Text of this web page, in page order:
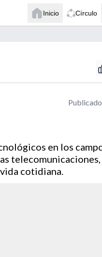
Inicio Círculo
en los
cotidiana.